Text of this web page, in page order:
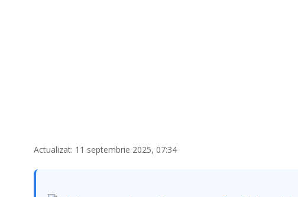
Actualizat: 11 septembrie 2025, 07:34